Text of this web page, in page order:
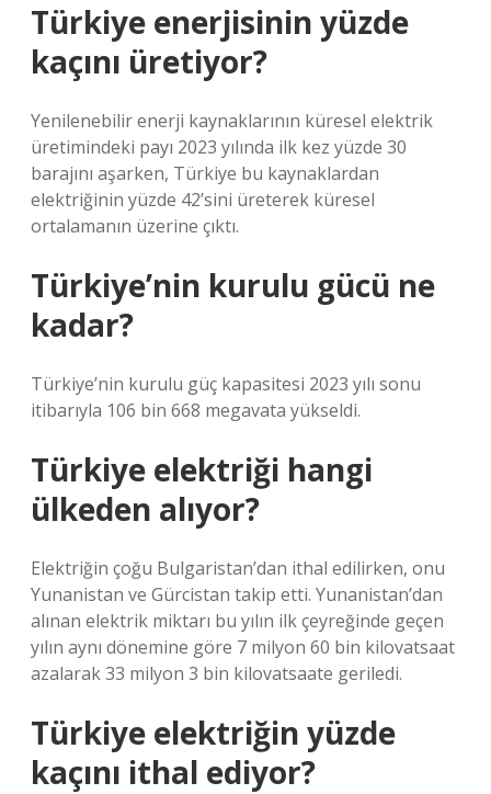
Türkiye enerjisinin yüzde
kaçını üretiyor?
Yenilenebilir enerji kaynaklarının küresel elektrik
üretimindeki payı 2023 yılında ilk kez yüzde 30
barajını aşarken, Türkiye bu kaynaklardan
elektriğinin yüzde 42’sini üreterek küresel
ortalamanın üzerine çıktı.
Türkiye’nin kurulu gücü ne
kadar?
Türkiye’nin kurulu güç kapasitesi 2023 yılı sonu
itibarıyla 106 bin 668 megavata yükseldi.
Türkiye elektriği hangi
ülkeden alıyor?
Elektriğin çoğu Bulgaristan’dan ithal edilirken, onu
Yunanistan ve Gürcistan takip etti. Yunanistan’dan
alınan elektrik miktarı bu yılın ilk çeyreğinde geçen
yılın aynı dönemine göre 7 milyon 60 bin kilovatsaat
azalarak 33 milyon 3 bin kilovatsaate geriledi.
Türkiye elektriğin yüzde
kaçını ithal ediyor?